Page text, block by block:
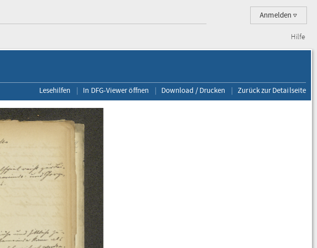
Anmelden
Hilfe
Lesehilfen In DFG-Viewer öffnen Download / Drucken Zurück zur Detailseite